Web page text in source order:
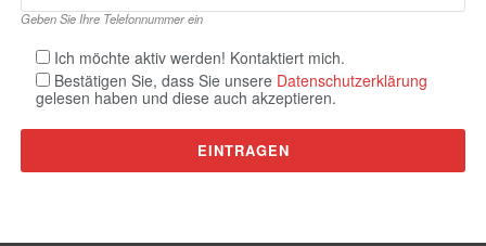
Geben Sie Ihre Telefonnummer ein
Ich möchte aktiv werden! Kontaktiert mich.
Bestätigen Sie, dass Sie unsere Datenschutzerklärung
gelesen haben und diese auch akzeptieren.